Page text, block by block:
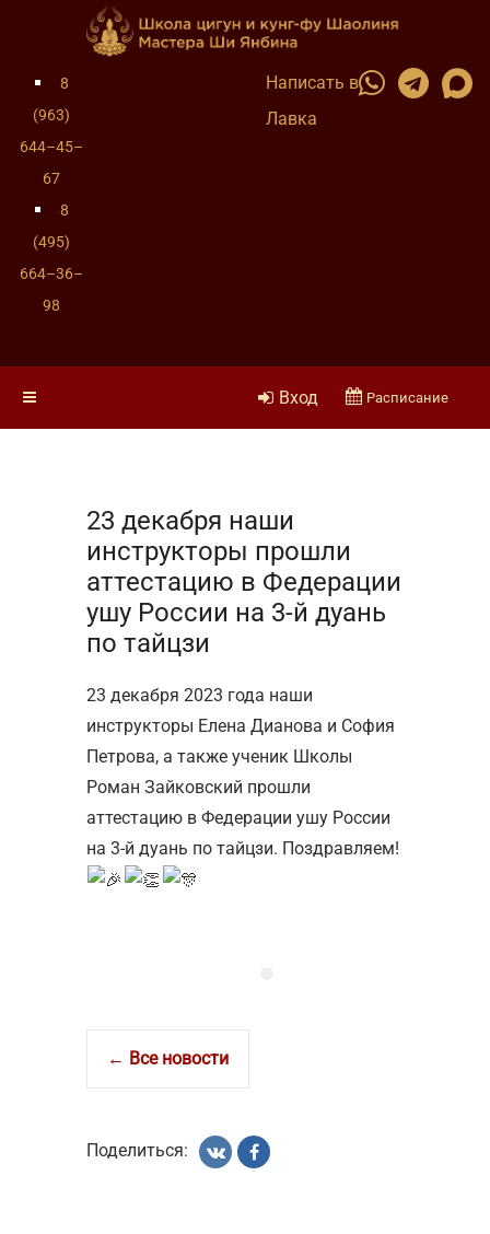
8
(963)
644–45–
67
8
(495)
664–36–
98
Написать в
Лавка
Вход Расписание
23 декабря наши
инструкторы прошли
аттестацию в Федерации
ушу России на 3-й дуань
по тайцзи
23 декабря 2023 года наши
инструкторы Елена Дианова и София
Петрова, а также ученик Школы
Роман Зайковский прошли
аттестацию в Федерации ушу России
на 3-й дуань по тайцзи. Поздравляем!
← Все новости
Поделиться: